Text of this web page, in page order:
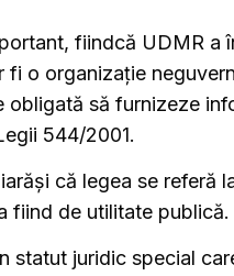
fiindcă UDMR a
fi o organizație
obligată să furnizeze
544/2001.
că legea se referă
fiind de utilitate publică.
statut juridic special